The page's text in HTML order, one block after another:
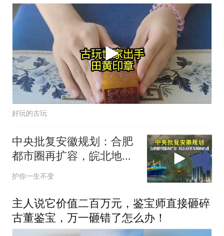
好玩的古玩
中央批复安徽规划：合肥
都市圈再扩容，皖北地区
迎来发展新机遇！
护你一生不变
主人说它价值二百万元，鉴宝师直接砸碎
古董鉴宝，万一砸错了怎么办！